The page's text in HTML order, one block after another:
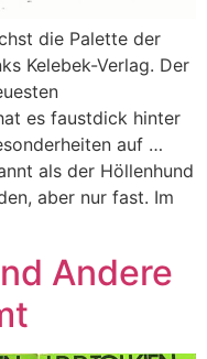
die Palette der
Kelebek-Verlag. Der
es faustdick hinter
auf …
als der Höllenhund
aber nur fast. Im
Andere